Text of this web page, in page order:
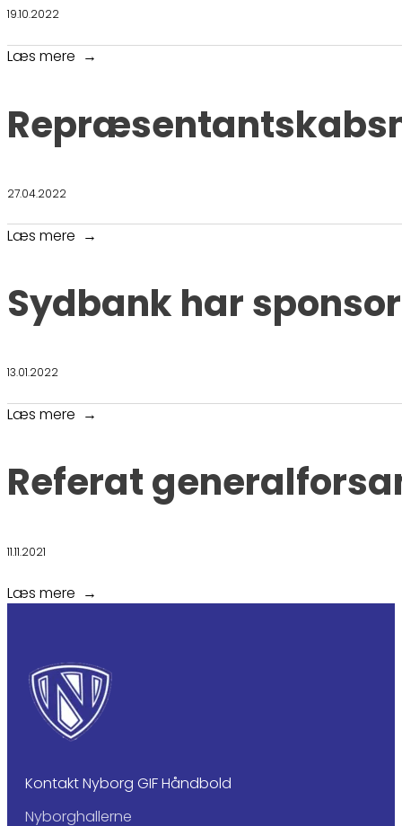
19.10.2022
Læs mere
27.04.2022
Læs mere
Sydbank har
13.01.2022
Læs mere
Referat
11.11.2021
Læs mere
Kontakt Nyborg GIF Håndbold
Nyborghallerne